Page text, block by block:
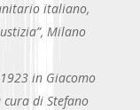
italiano,
Milano
in Giacomo
di Stefano